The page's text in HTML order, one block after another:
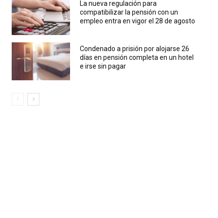
La nueva regulación para
compatibilizar la pensión con un
empleo entra en vigor el 28 de agosto
Condenado a prisión por alojarse 26
días en pensión completa en un hotel
e irse sin pagar